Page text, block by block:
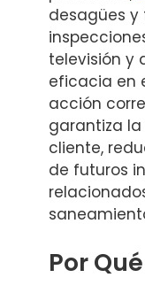
desagües y
televisión y
eficacia en
acción
garantiza
cliente,
de futuros
Por